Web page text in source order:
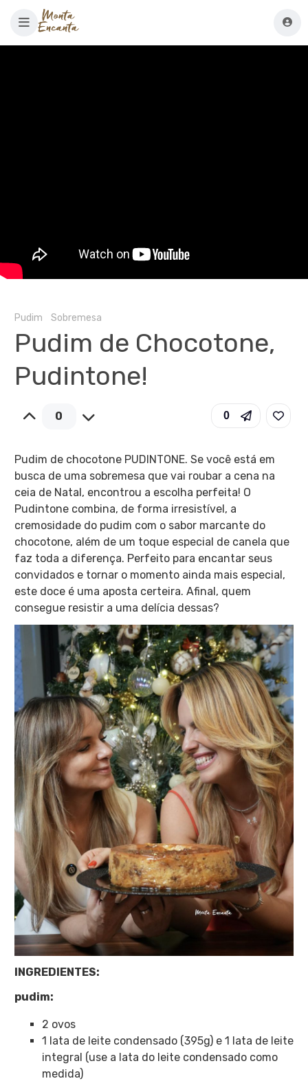
Pudim Sobremesa
Pudim de Chocotone,
Pudintone!
0 0
Pudim de chocotone PUDINTONE. Se você está em
busca de uma sobremesa que vai roubar a cena na
ceia de Natal, encontrou a escolha perfeita! O
Pudintone combina, de forma irresistível, a
cremosidade do pudim com o sabor marcante do
chocotone, além de um toque especial de canela que
faz toda a diferença. Perfeito para encantar seus
convidados e tornar o momento ainda mais especial,
este doce é uma aposta certeira. Afinal, quem
consegue resistir a uma delícia dessas?
INGREDIENTES:
pudim:
2 ovos
1 lata de leite condensado (395g) e 1 lata de leite
integral (use a lata do leite condensado como
medida)